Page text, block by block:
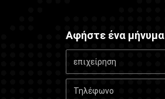
Αφήστε ένα μήνυμα